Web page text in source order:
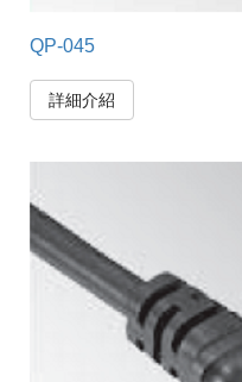
QP-045
詳細介紹